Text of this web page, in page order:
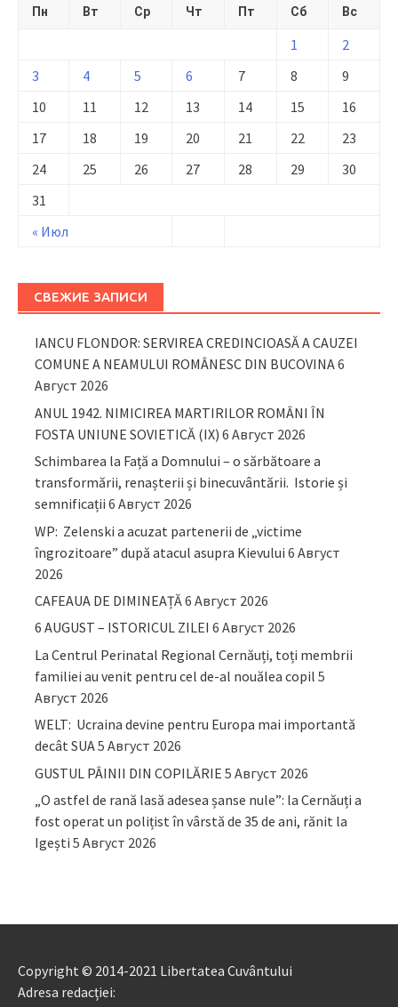
Пн Вт Ср Чт Пт Сб Вс
« Июл
1
2
3
4 5 6 7 8
9
10
11 12 13 14 15
16
17
18 19 20 21 22
23
24
25 26 27 28 29
30
31
СВЕЖИЕ ЗАПИСИ
IANCU FLONDOR: SERVIREA CREDINCIOASĂ A CAUZEI
COMUNE A NEAMULUI ROMÂNESC DIN BUCOVINA6
Август 2026
ANUL 1942. NIMICIREA MARTIRILOR ROMÂNI ÎN
FOSTA UNIUNE SOVIETICĂ (IX) 6 Август 2026
Schimbarea la Față a Domnului – o sărbătoare a
transformării, renașterii și binecuvântării. Istorie și
semnificații 6 Август 2026
WP: Zelenski a acuzat partenerii de „victime
îngrozitoare” după atacul asupra Kievului 6 Август
2026
CAFEAUA DE DIMINEAȚĂ6 Август 2026
6 AUGUST – ISTORICUL ZILEI 6 Август 2026
La Centrul Perinatal Regional Cernăuți, toți membrii
familiei au venit pentru cel de-al nouălea copil 5
Август 2026
WELT: Ucraina devine pentru Europa mai importantă
decât SUA5 Август 2026
GUSTUL PÂINII DIN COPILĂRIE 5 Август 2026
„O astfel de rană lasă adesea șanse nule”: la Cernăuți a
fost operat un polițist în vârstă de 35 de ani, rănit la
Igești 5 Август 2026
Copyright © 2014-2021 Libertatea Cuvântului
Adresa redacției: